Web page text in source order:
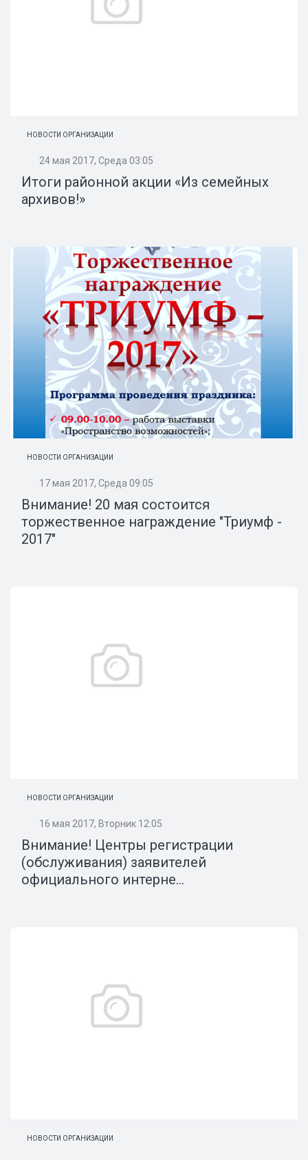
НОВОСТИ ОРГАНИЗАЦИИ
24 мая 2017, Среда 03:05
Итоги районной акции «Из семейных
архивов!»
НОВОСТИ ОРГАНИЗАЦИИ
17 мая 2017, Среда 09:05
Внимание! 20 мая состоится
торжественное награждение "Триумф -
2017"
НОВОСТИ ОРГАНИЗАЦИИ
16 мая 2017, Вторник 12:05
Внимание! Центры регистрации
(обслуживания) заявителей
официального интерне...
НОВОСТИ ОРГАНИЗАЦИИ